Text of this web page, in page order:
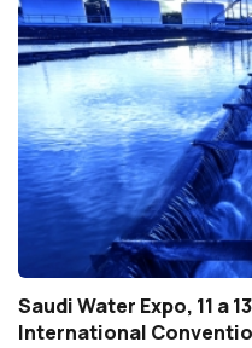
Saudi Water Expo, 11 a
International